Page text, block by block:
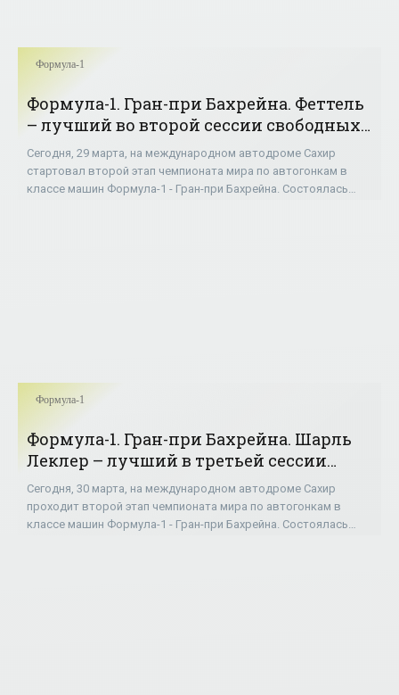
Формула-1
Формула-1. Гран-при Бахрейна. Феттель
– лучший во второй сессии свободных
заездов - «ФОРМУЛА-1»
Сегодня, 29 марта, на международном автодроме Сахир
стартовал второй этап чемпионата мира по автогонкам в
классе машин Формула-1 - Гран-при Бахрейна. Состоялась
Формула-1
Формула-1. Гран-при Бахрейна. Шарль
Леклер – лучший в третьей сессии
свободных заездов - «ФОРМУЛА-1»
Сегодня, 30 марта, на международном автодроме Сахир
проходит второй этап чемпионата мира по автогонкам в
классе машин Формула-1 - Гран-при Бахрейна. Состоялась